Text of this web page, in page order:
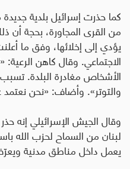
كما حذرت إسرائيل بلدية
من القرى المجاورة، بحجة أن
يؤدي إلى إخلائها، وفق ما
الاجتماعي. وقال كاهن
الأشخاص مغادرة البلدة.
والتوتر». وأضاف: «نحن
وقال الجيش الإسرائيلي
لبنان من السماح لحزب الله
يعمل داخل مناطق مدنية